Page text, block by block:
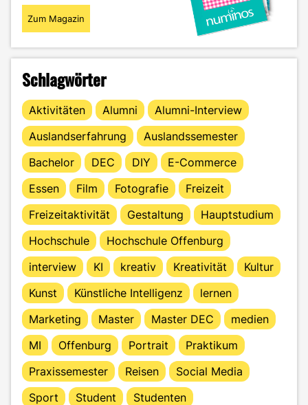
Zum Magazin
Schlagwörter
Aktivitäten Alumni
Alumni-Interview
Auslandserfahrung
Auslandssemester
Bachelor
DEC DIY
E-Commerce
Essen
Film Fotografie
Freizeit
Freizeitaktivität
Gestaltung
Hauptstudium
Hochschule
Hochschule Offenburg
interview
KI kreativ Kreativität
Kultur
Kunst
Künstliche Intelligenz
lernen
Marketing
Master Master DEC
medien
MI
Offenburg Portrait
Praktikum
Praxissemester
Reisen
Social Media
Sport
Student
Studenten